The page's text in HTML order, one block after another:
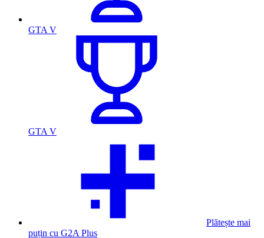
GTA V
GTA V
Plătește mai
puțin cu G2A Plus